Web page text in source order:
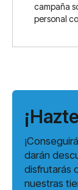
campaña
personal
darán
disfrutarás
nuestras